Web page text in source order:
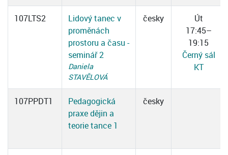
107LTS2
Lidový tanec v
proměnách
prostoru a času -
seminář 2
Daniela
STAVĚLOVÁ
česky
Út
17:45–
19:15
Černý sál
KT
107PPDT1
Pedagogická
praxe dějin a
teorie tance 1
česky